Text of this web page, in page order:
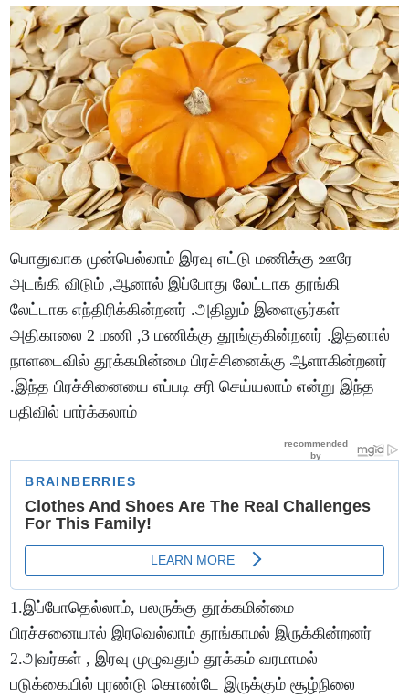
பொதுவாக முன்பெல்லாம் இரவு எட்டு மணிக்கு ஊரே
அடங்கி விடும் ,ஆனால் இப்போது லேட்டாக தூங்கி
லேட்டாக எந்திரிக்கின்றனர் .அதிலும் இளைஞர்கள்
அதிகாலை 2 மணி ,3 மணிக்கு தூங்குகின்றனர் .இதனால்
நாளடைவில் தூக்கமின்மை பிரச்சினைக்கு ஆளாகின்றனர்
.இந்த பிரச்சினையை எப்படி சரி செய்யலாம் என்று இந்த
பதிவில் பார்க்கலாம்
1.இப்போதெல்லாம், பலருக்கு தூக்கமின்மை
பிரச்சனையால் இரவெல்லாம் தூங்காமல் இருக்கின்றனர்
2.அவர்கள் , இரவு முழுவதும் தூக்கம் வரமாமல்
படுக்கையில் புரண்டு கொண்டே இருக்கும் சூழ்நிலை